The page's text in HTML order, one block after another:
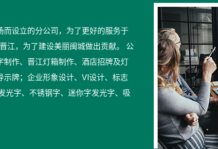
设立的分公司，为了更好的服务于
江，为了建设美丽闽城做出贡献。 公
作、晋江灯箱制作、酒店招牌及灯
牌；企业形象设计、VI设计、标志
光字、不锈钢字、迷你字发光字、吸